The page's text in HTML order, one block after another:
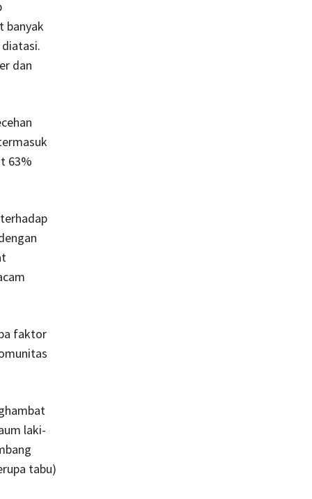
banyak
diatasi.
dan
63%
faktor
laki-
tabu)